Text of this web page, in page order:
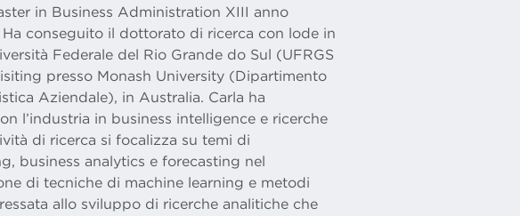
in Business Administration XIII anno
conseguito il dottorato di ricerca con lode in
Federale del Rio Grande do Sul (UFRGS
presso Monash University (Dipartimento
Aziendale), in Australia. Carla ha
l’industria in business intelligence e ricerche
di ricerca si focalizza su temi di
business analytics e forecasting nel
di tecniche di machine learning e metodi
allo sviluppo di ricerche analitiche che